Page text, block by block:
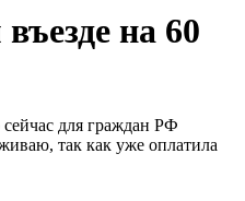
на 60
для граждан РФ
так как уже оплатила